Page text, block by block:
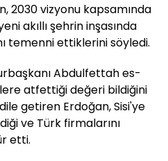
2030 vizyonu kapsamında
akıllı şehrin inşasında
temenni ettiklerini söyledi.
Abdulfettah es-
atfettiği değeri bildiğini
getiren Erdoğan, Sisi'ye
ve Türk firmalarını
etti.